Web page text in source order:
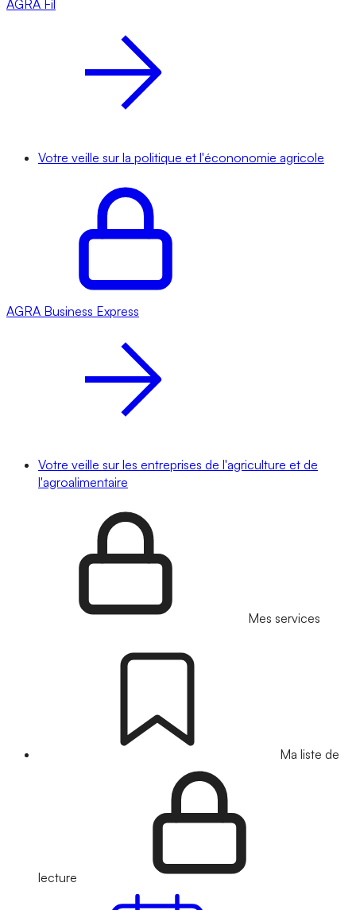
AGRA Fil
Votre veille sur la politique et l'écononomie agricole
AGRA Business Express
Votre veille sur les entreprises de l'agriculture et de
l'agroalimentaire
Mes services
Ma liste de
lecture